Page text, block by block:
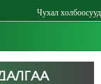
Чухал холбоосууд